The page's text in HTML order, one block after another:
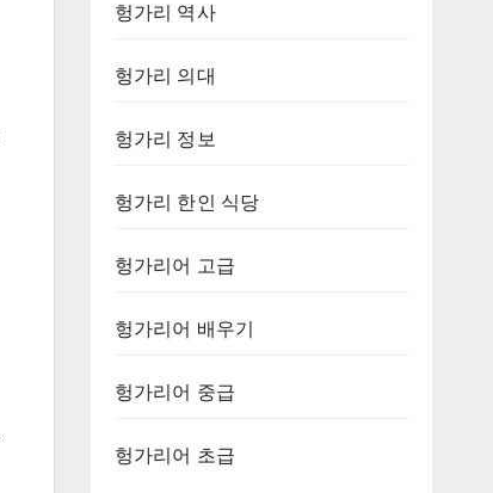
헝가리 역사
헝가리 의대
헝가리 정보
헝가리 한인 식당
헝가리어 고급
헝가리어 배우기
헝가리어 중급
헝가리어 초급